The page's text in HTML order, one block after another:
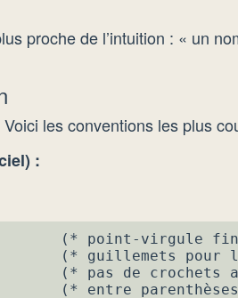
proche de l’intuition : « un
les conventions les plus
:
(* point-virgule
(* guillemets pour
(* pas de crochets
(* entre